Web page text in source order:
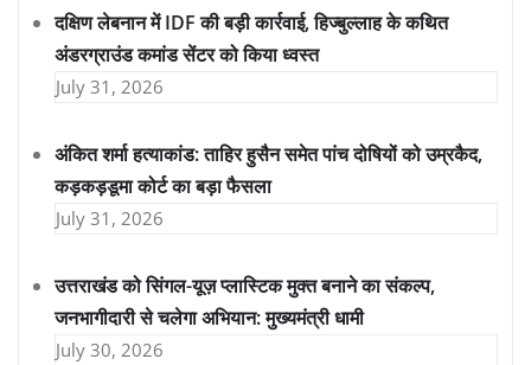
दक्षिण लेबनान में IDF की बड़ी कार्रवाई, हिज्बुल्लाह के कथित
अंडरग्राउंड कमांड सेंटर को किया ध्वस्त
July 31, 2026
अंकित शर्मा हत्याकांड: ताहिर हुसैन समेत पांच दोषियों को उम्रकैद,
कड़कड़डूमा कोर्ट का बड़ा फैसला
July 31, 2026
उत्तराखंड को सिंगल-यूज़ प्लास्टिक मुक्त बनाने का संकल्प,
जनभागीदारी से चलेगा अभियान: मुख्यमंत्री धामी
July 30, 2026